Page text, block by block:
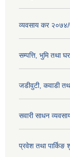
व्यवसाय कर
सम्पत्ति, भुमि तथा
जडीवुटी, कवाडी
सवारी साधन
प्रवेश तथा